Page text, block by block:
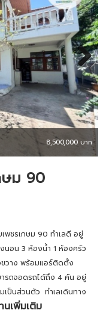
Next
8,500,000 บาท
ษม 90
พชรเกษม 90 ทำเลดี อยู่
นอน 3 ห้องน้ำ 1 ห้องครัว
ขวาง พร้อมแอร์ติดตั้ง
รถจอดรถได้ถึง 4 คัน อยู่
เป็นส่วนตัว ทำเลเดินทาง
นเพิ่มเติม